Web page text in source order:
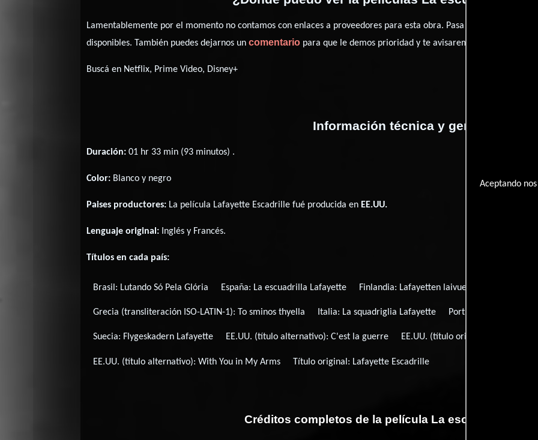
Aceptando
Lamentablemente por el momento no contamos con enlaces a proveedores para esta obra. Pasa por nuestro
disponibles. También puedes dejarnos uncomentario para que le demos prioridad y te avisaremos cuando se
Buscá en Netflix, Prime Video, Disney+
Información técnica y general
Duración: 01 hr 33 min (93 minutos) .
Color: Blanco y negro
Paises productores: La película Lafayette Escadrille fué producida en EE.UU.
Lenguaje original: Inglés y Francés.
Títulos en cada país:
Brasil: Lutando Só Pela Glória España: La escuadrilla Lafayette Finlandia: Lafayetten laivue
Grecia (transliteración ISO-LATIN-1): To sminos thyella Italia: La squadriglia Lafayette Portugal:
Suecia: Flygeskadern Lafayette EE.UU. (título alternativo):C'est la guerre EE.UU. (título original):
EE.UU. (título alternativo): With You in My Arms Título original: Lafayette Escadrille
Créditos completos de la película La escuadrilla